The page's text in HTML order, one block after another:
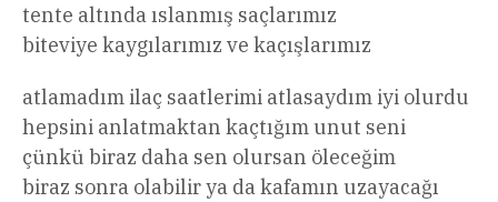
tente altında ıslanmış saçlarımız
biteviye kaygılarımız ve kaçışlarımız
atlamadım ilaç saatlerimi atlasaydım iyi olurdu
hepsini anlatmaktan kaçtığım unut seni
çünkü biraz daha sen olursan öleceğim
biraz sonra olabilir ya da kafamın uzayacağı